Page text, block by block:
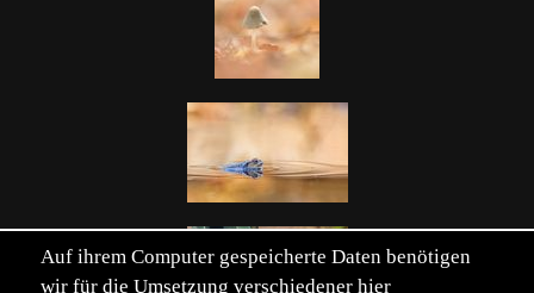
Auf ihrem Computer gespeicherte Daten benötigen
wir für die Umsetzung verschiedener hier